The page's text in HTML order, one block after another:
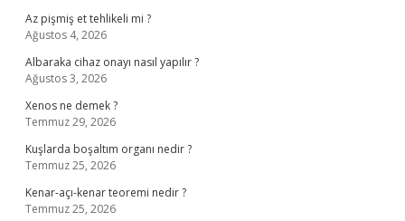
Az pişmiş et tehlikeli mi ?
Ağustos 4, 2026
Albaraka cihaz onayı nasıl yapılır ?
Ağustos 3, 2026
Xenos ne demek ?
Temmuz 29, 2026
Kuşlarda boşaltım organı nedir ?
Temmuz 25, 2026
Kenar-açı-kenar teoremi nedir ?
Temmuz 25, 2026